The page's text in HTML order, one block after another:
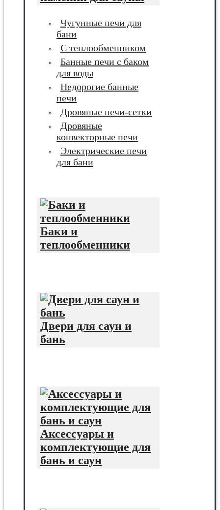
Чугунные печи для
бани
С теплообменником
Банные печи с баком
для воды
Недорогие банные
печи
Дровяные печи-сетки
Дровяные
конвекторные печи
Электрические печи
для бани
Баки и
теплообменники
Двери для саун и
бань
Аксессуары и
комплектующие для
бань и саун